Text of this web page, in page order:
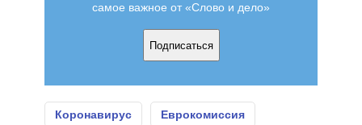
самое важное от «Слово и дело»
Подписаться
Коронавирус Еврокомиссия